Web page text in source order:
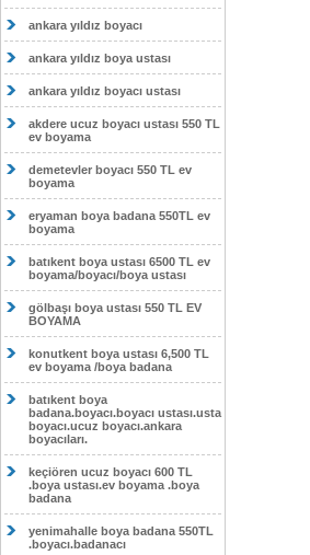
ankara yıldız boyacı
ankara yıldız boya ustası
ankara yıldız boyacı ustası
akdere ucuz boyacı ustası 550 TL
ev boyama
demetevler boyacı 550 TL ev
boyama
eryaman boya badana 550TL ev
boyama
batıkent boya ustası 6500 TL ev
boyama/boyacı/boya ustası
gölbaşı boya ustası 550 TL EV
BOYAMA
konutkent boya ustası 6,500 TL
ev boyama /boya badana
batıkent boya
badana.boyacı.boyacı ustası.usta
boyacı.ucuz boyacı.ankara
boyacıları.
keçiören ucuz boyacı 600 TL
.boya ustası.ev boyama .boya
badana
yenimahalle boya badana 550TL
.boyacı.badanacı